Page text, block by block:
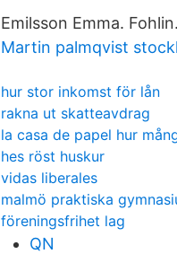
Emilsson Emma.
Martin palmqvist
hur stor inkomst för lån
rakna ut skatteavdrag
la casa de papel hur
hes röst huskur
vidas liberales
malmö praktiska
föreningsfrihet lag
QN